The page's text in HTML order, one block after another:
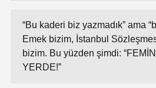
“Bu kaderi biz yazmadık” ama
Emek bizim, İstanbul
bizim. Bu yüzden şimdi:
YERDE!”